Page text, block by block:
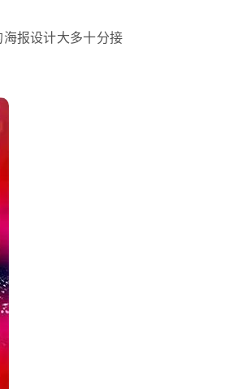
报设计大多十分接